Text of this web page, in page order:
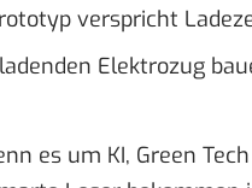
verspricht
Elektrozug
es um KI, Green